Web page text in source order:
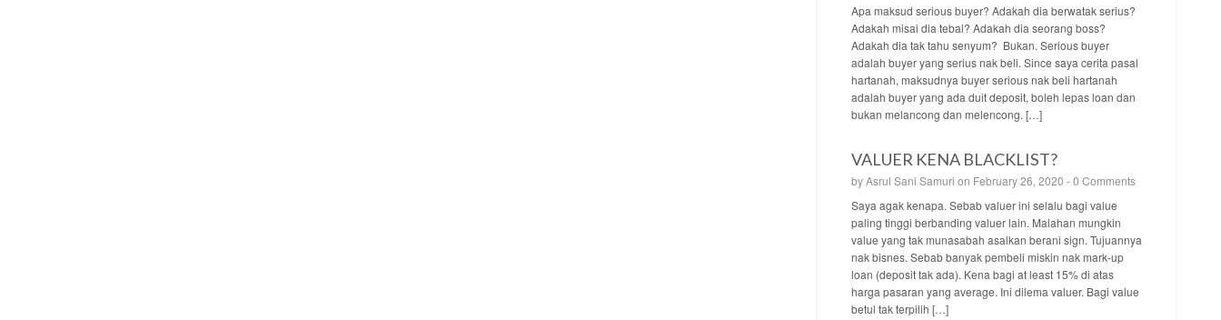
Apa maksud serious buyer? Adakah dia berwatak serius?
Adakah misai dia tebal? Adakah dia seorang boss?
Adakah dia tak tahu senyum? Bukan. Serious buyer
adalah buyer yang serius nak beli. Since saya cerita pasal
hartanah, maksudnya buyer serious nak beli hartanah
adalah buyer yang ada duit deposit, boleh lepas loan dan
bukan melancong dan melencong. […]
VALUER KENA BLACKLIST?
byAsrul Sani Samuri on February 26, 2020 -0 Comments
Saya agak kenapa. Sebab valuer ini selalu bagi value
paling tinggi berbanding valuer lain. Malahan mungkin
value yang tak munasabah asalkan berani sign. Tujuannya
nak bisnes. Sebab banyak pembeli miskin nak mark-up
loan (deposit tak ada). Kena bagi at least 15% di atas
harga pasaran yang average. Ini dilema valuer. Bagi value
betul tak terpilih […]